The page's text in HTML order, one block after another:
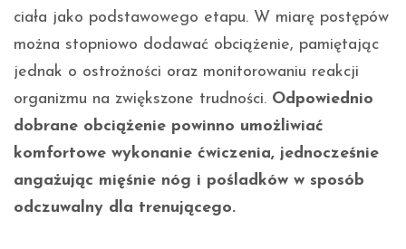
ciała jako podstawowego etapu. W miarę postępów
można stopniowo dodawać obciążenie, pamiętając
jednak o ostrożności oraz monitorowaniu reakcji
organizmu na zwiększone trudności. Odpowiednio
dobrane obciążenie powinno umożliwiać
komfortowe wykonanie ćwiczenia, jednocześnie
angażując mięśnie nóg i pośladków w sposób
odczuwalny dla trenującego.